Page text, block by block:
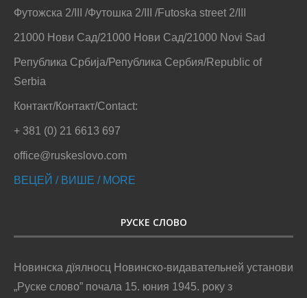
Футожска 2/III /Футошка 2/III /Futoska street 2/III
21000 Нови Сад/21000 Нови Сад/21000 Novi Sad
Република Србија/Република Сербия/Republic of
Serbia
Контакт/Контакт/Contact:
+ 381 (0) 21 6613 697
office@ruskeslovo.com
ВЕЦЕЙ / ВИШЕ / MORE
РУСКЕ СЛОВО
Новинска дїялносц Новинско-видавательней установи
„Руске слово” почала 15. юния 1945. року з